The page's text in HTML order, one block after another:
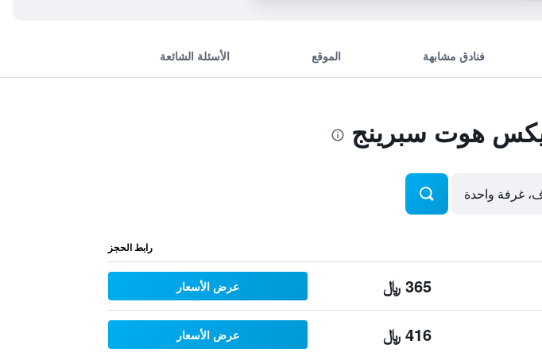
فنادق مشابهة الموقع الأسئلة الشائعة
هوت سبرينج
رابط الحجز
365 ﷼ عرض الأسعار
416 ﷼ عرض الأسعار